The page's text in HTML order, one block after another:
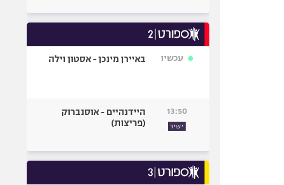
עכשיו באיירן מינכן - אסטון וילה
13:50
ישיר
היידנהיים - אוסנברוק
(פריצות)